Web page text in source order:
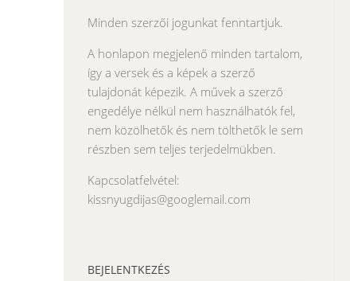
Minden szerzői jogunkat fenntartjuk.
A honlapon megjelenő minden tartalom,
így a versek és a képek a szerző
tulajdonát képezik. A művek a szerző
engedélye nélkül nem használhatók fel,
nem közölhetők és nem tölthetők le sem
részben sem teljes terjedelmükben.
Kapcsolatfelvétel:
kissnyugdijas@googlemail.com
BEJELENTKEZÉS